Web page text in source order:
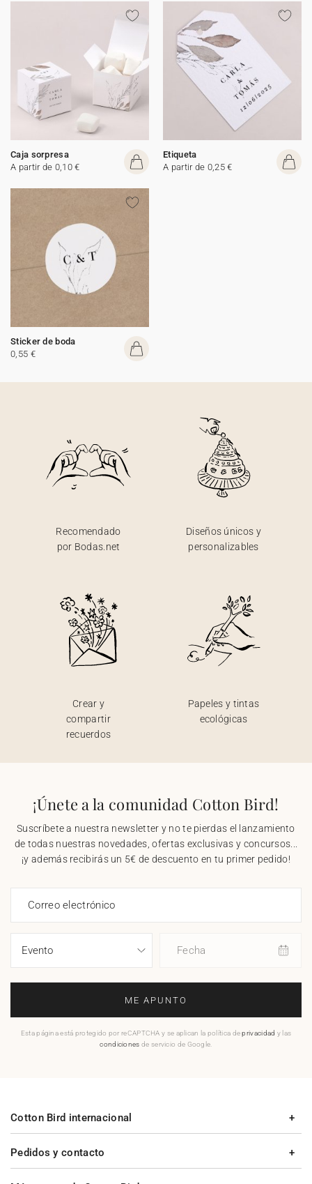
Caja sorpresa
A partir de 0,10 €
Etiqueta
A partir de 0,25 €
Sticker de boda
0,55 €
Recomendado
por Bodas.net
Diseños únicos y
personalizables
Crear y
compartir
recuerdos
Papeles y tintas
ecológicas
¡Únete a la comunidad Cotton Bird!
Suscríbete a nuestra newsletter y no te pierdas el lanzamiento
de todas nuestras novedades, ofertas exclusivas y concursos...
¡y además recibirás un 5€ de descuento en tu primer pedido!
Correo electrónico
Fecha
ME APUNTO
Esta página está protegido por reCAPTCHA y se aplican la política deprivacidad y las
condiciones de servicio de Google.
Pedidos y contacto
Cotton Bird internacional